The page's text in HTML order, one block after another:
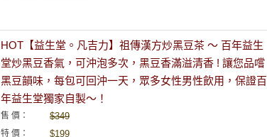
HOT【益生堂。凡吉力】祖傳漢方炒黑豆茶 ～ 百年益生
堂炒黑豆香氣，可沖泡多次，黑豆香滿溢清香 ! 讓您品嚐
黑豆韻味，每包可回沖一天，眾多女性男性飲用，保證百
年益生堂獨家自製～！
售 價： $349
特 價： $199